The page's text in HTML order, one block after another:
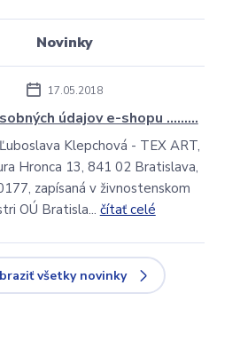
Novinky
17.05.2018
údajov e-shopu ………
Klepchová - TEX ART,
Hronca 13, 841 02 Bratislava,
zapísaná v živnostenskom
OÚ Bratisla... čítať celé
všetky novinky